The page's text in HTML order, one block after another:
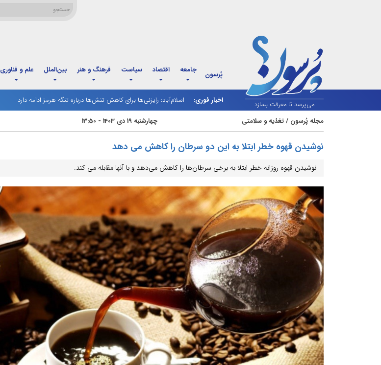
می‌پرسد تا معرفت بسازد
پُرسون جامعه اقتصاد سیاست فرهنگ و هنر بین‌الملل علم و فناوری
اخبار فوری: اسلام‌آباد: رایزنی‌ها برای کاهش تنش‌ها درباره تنگه هرمز ادامه دارد
مجله پُرسون /تغذیه و سلامتی چهارشنبه 19 دی 1403 - 13:50
نوشیدن قهوه خطر ابتلا به این دو سرطان را کاهش می دهد
نوشیدن قهوه روزانه خطر ابتلا به برخی سرطان‌ها را کاهش می‌دهد و با آنها مقابله می کند.